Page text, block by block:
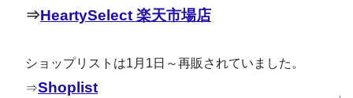
⇒HeartySelect 楽天市場店
ショップリストは1月1日～再販されていました。
⇒Shoplist